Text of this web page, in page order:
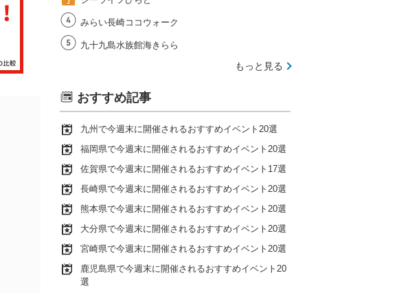
みらい長崎ココウォーク
九十九島水族館海きらら
もっと見る
おすすめ記事
九州で今週末に開催されるおすすめイベント20選
福岡県で今週末に開催されるおすすめイベント20選
佐賀県で今週末に開催されるおすすめイベント17選
長崎県で今週末に開催されるおすすめイベント20選
熊本県で今週末に開催されるおすすめイベント20選
大分県で今週末に開催されるおすすめイベント20選
宮崎県で今週末に開催されるおすすめイベント20選
鹿児島県で今週末に開催されるおすすめイベント20
選